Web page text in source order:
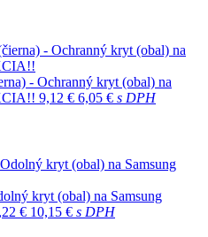
- Ochranný kryt (obal) na
9,12 € 6,05 € s DPH
kryt (obal) na Samsung
€ 10,15 € s DPH